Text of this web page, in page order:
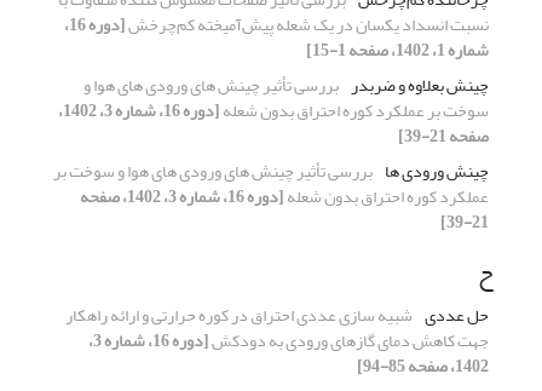
نسبت انسداد یکسان در یک شعله پیش‌آمیخته کم‌چرخش [دوره 16،
شماره 1، 1402، صفحه 1-15]
چینش بعلاوه و ضربدر بررسی تأثیر چینش های ورودی های هوا و
سوخت بر عملکرد کوره احتراق بدون شعله [دوره 16، شماره 3، 1402،
صفحه 21-39]
چینش ورودی ها بررسی تأثیر چینش های ورودی های هوا و سوخت بر
عملکرد کوره احتراق بدون شعله [دوره 16، شماره 3، 1402، صفحه
21-39]
ح
حل عددی شبیه سازی عددی احتراق در کوره حرارتی و ارائه راهکار
جهت کاهش دمای گازهای ورودی به دودکش [دوره 16، شماره 3،
1402، صفحه 85-94]